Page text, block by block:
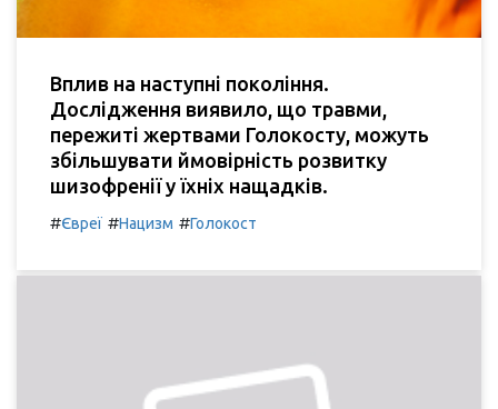
Вплив на наступні покоління.
Дослідження виявило, що травми,
пережиті жертвами Голокосту, можуть
збільшувати ймовірність розвитку
шизофренії у їхніх нащадків.
#Євреї #Нацизм #Голокост